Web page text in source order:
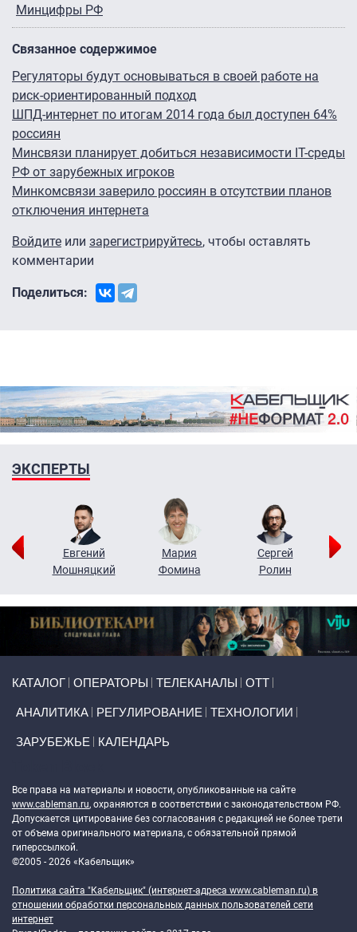
Минцифры РФ
Связанное содержимое
Регуляторы будут основываться в своей работе на
риск-ориентированный подход
ШПД-интернет по итогам 2014 года был доступен 64%
россиян
Минсвязи планирует добиться независимости IT-среды
РФ от зарубежных игроков
Минкомсвязи заверило россиян в отсутствии планов
отключения интернета
Войдите или зарегистрируйтесь, чтобы оставлять
комментарии
Поделиться:
ЭКСПЕРТЫ
Евгений
Мошняцкий
Мария
Фомина
Сергей
Ролин
КАТАЛОГ ОПЕРАТОРЫ ТЕЛЕКАНАЛЫ ОТТ
АНАЛИТИКА РЕГУЛИРОВАНИЕ ТЕХНОЛОГИИ
ЗАРУБЕЖЬЕ КАЛЕНДАРЬ
Все права на материалы и новости, опубликованные на сайте
www.cableman.ru, охраняются в соответствии с законодательством РФ.
Допускается цитирование без согласования с редакцией не более трети
от объема оригинального материала, с обязательной прямой
гиперссылкой.
©2005 - 2026 «Кабельщик»
Политика сайта "Кабельщик" (интернет-адреса www.cableman.ru) в
отношении обработки персональных данных пользователей сети
интернет